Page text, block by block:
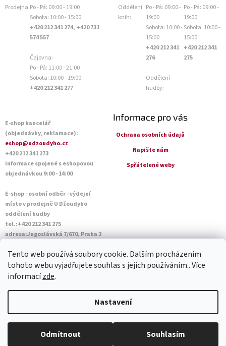
Tento web používá soubory cookie. Dalším procházením
tohoto webu vyjadřujete souhlas s jejich používáním.. Více
informacízde.
Nastavení
Odmítnout Souhlasím
Prodejna:Po - Pá: 09:00 - 19:00
Sobota: 10:00 - 15:00
+420 212 341 274, +420 731
574 557
Čajovna:
Po - Pá: 11:00 - 21:00
Sobota: 10:00 - 19:00
+420 212 341 277
Oddělení
knih:
Po - Pá: 09:00 -
19:00
Sobota: 10:00 -
15:00
+420 212 341
276
Oddělení
hudby:
Po - Pá: 09:00 -
19:00
Sobota: 10:00 -
15:00
+420 212 341
275
E-shop kancelář
(objednávky, reklamace):
eshop@udzoudyho.cz
+420 212 341 273
informace spojené s eshopovou
objednávkou 9:00 - 14:00
E-shop - osobní odběr - výdejní
místo v prodejně U Džoudyho
oddělení hudby
tel.:+420 212 341 275
adresa:Jugoslávská 7/670, Praha 2
Sobota: 10:00 - 14:45
Informace pro vás
Ochrana osobních údajů
Napište nám
Spřátelené weby
Copyright 2026U Džoudyho. Všechna práva vyhrazena.